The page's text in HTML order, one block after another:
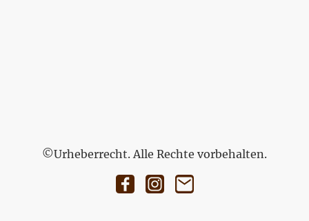
©Urheberrecht. Alle Rechte vorbehalten.